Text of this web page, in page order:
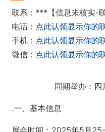
联系：***【信息未核实-联
电话： 点此认领显示你的
手机： 点此认领显示你的
微信： 点此认领显示你的
同期举办：四
.一、基本信息
展会时间：2025年5月